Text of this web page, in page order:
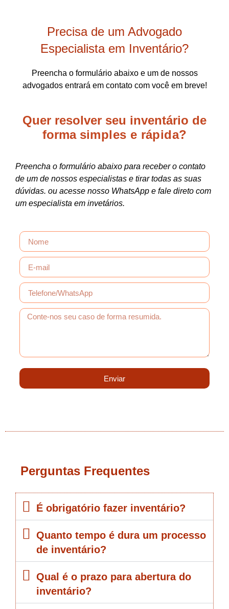
Precisa de um Advogado
Especialista em Inventário?
Preencha o formulário abaixo e um de nossos
advogados entrará em contato com você em breve!
Quer resolver seu inventário de
forma simples e rápida?
Preencha o formulário abaixo para receber o contato
de um de nossos especialistas e tirar todas as suas
dúvidas. ou acesse nosso WhatsApp e fale direto com
um especialista em invetários.
Enviar
Perguntas Frequentes
É obrigatório fazer inventário?
Quanto tempo é dura um processo
de inventário?
Qual é o prazo para abertura do
inventário?